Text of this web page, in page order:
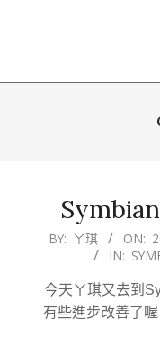
2010-
26
BY: ㄚ琪 ON:
IN:
今天ㄚ琪又去到
有些進步改善了